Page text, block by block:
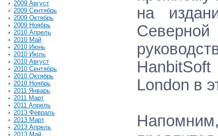
2009 Август
2009 Сентябрь
2009 Октябрь
2009 Ноябрь
2010 Апрель
2010 Май
2010 Июнь
2010 Июль
2010 Август
2010 Сентябрь
2010 Октябрь
2010 Ноябрь
2011 Январь
2011 Март
2011 Апрель
2013 Февраль
2013 Март
2013 Апрель
2013 Май
на
London в